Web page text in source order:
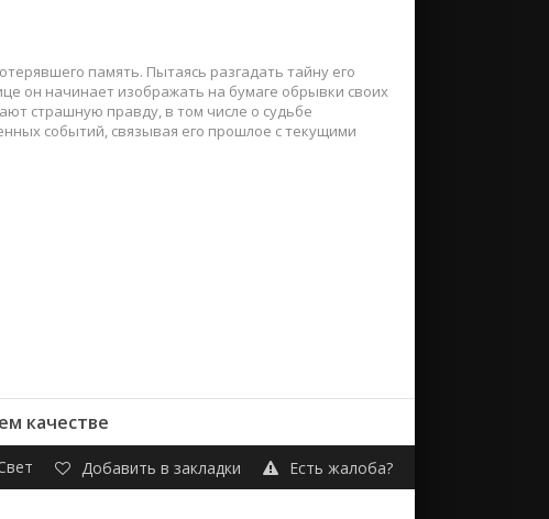
память. Пытаясь разгадать тайну его
он начинает изображать на бумаге обрывки своих
страшную правду, в том числе о судьбе
событий, связывая его прошлое с текущими
качестве
Добавить в закладки Есть жалоба?